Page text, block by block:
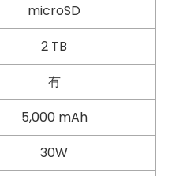
廣角主鏡頭、16mm
，從日常街拍、壯闊風景
拍攝需求。這次Sony
為全新 1/1.56
可讓遠距拍攝擁有更好的
也支援 RAW 檔疊圖演算
升動態範圍並降低雜訊，
microSD
2 TB
有
5,000 mAh
30W